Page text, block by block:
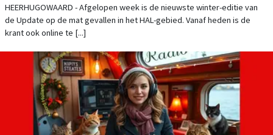
HEERHUGOWAARD - Afgelopen week is de nieuwste winter-editie van
de Update op de mat gevallen in het HAL-gebied. Vanaf heden is de
krant ook online te [...]